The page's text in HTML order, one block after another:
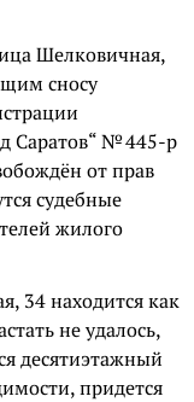
Шелковичная,
сносу
Саратов“ № 445-р
от прав
судебные
жилого
34 находится как
не удалось,
десятиэтажный
придется